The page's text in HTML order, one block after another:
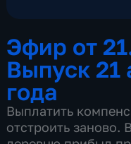
Эфир от
Выпуск 21
года
Выплатить
отстроить заново.